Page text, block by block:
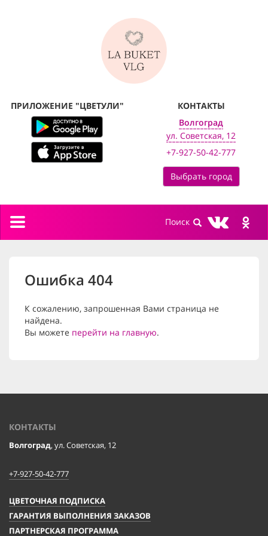
ПРИЛОЖЕНИЕ "ЦВЕТУЛИ"
КОНТАКТЫ
Волгоград
ул. Советская, 12
+7-927-50-42-777
Выбрать город
Toggle
Ошибка 404
К сожалению, запрошенная Вами страница не
найдена.
Вы можете перейти на главную.
КОНТАКТЫ
Волгоград, ул. Советская, 12
+7-927-50-42-777
ЦВЕТОЧНАЯ ПОДПИСКА
ГАРАНТИЯ ВЫПОЛНЕНИЯ ЗАКАЗОВ
ПАРТНЕРСКАЯ ПРОГРАММА